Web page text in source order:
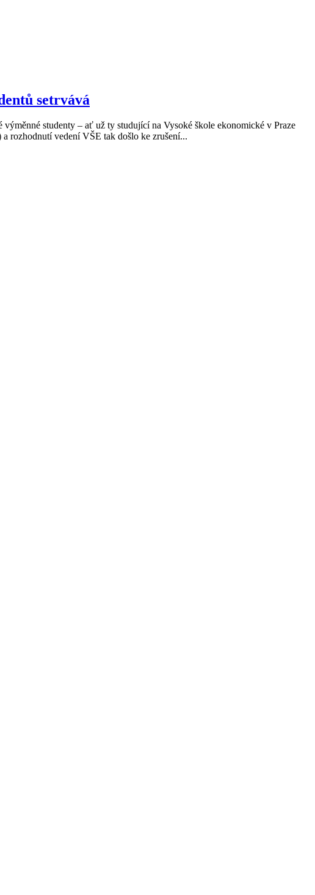
setrvává
studenty – ať už ty studující na Vysoké škole ekonomické v Praze
rozhodnutí vedení VŠE tak došlo ke zrušení...